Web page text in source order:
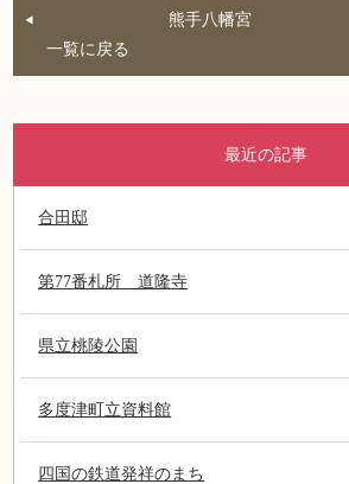
熊手八幡宮
一覧に戻る
最近の記事
合田邸
第77番札所 道隆寺
県立桃陵公園
多度津町立資料館
四国の鉄道発祥のまち